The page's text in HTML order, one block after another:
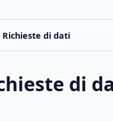
Richieste di dati
di